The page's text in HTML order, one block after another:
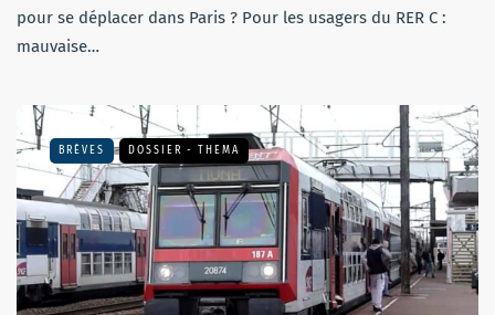
pour se déplacer dans Paris ? Pour les usagers du RER C :
mauvaise…
BRÈVES DOSSIER - THEMA